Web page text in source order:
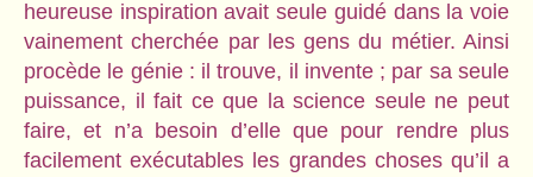
heureuse inspiration avait seule guidé dans la voie
vainement cherchée par les gens du métier. Ainsi
procède le génie : il trouve, il invente ; par sa seule
puissance, il fait ce que la science seule ne peut
faire, et n’a besoin d’elle que pour rendre plus
facilement exécutables les grandes choses qu’il a